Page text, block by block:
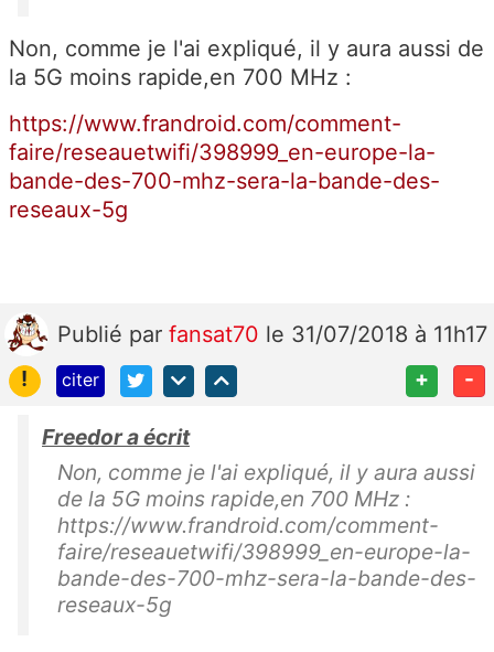
Non, comme je l'ai expliqué, il y aura aussi de
la 5G moins rapide,en 700 MHz :
https://www.frandroid.com/comment-
faire/reseauetwifi/398999_en-europe-la-
bande-des-700-mhz-sera-la-bande-des-
reseaux-5g
Publié par fansat70 le 31/07/2018 à 11h17
!
citer + -
Freedor a écrit
Non, comme je l'ai expliqué, il y aura aussi
de la 5G moins rapide,en 700 MHz :
https://www.frandroid.com/comment-
faire/reseauetwifi/398999_en-europe-la-
bande-des-700-mhz-sera-la-bande-des-
reseaux-5g